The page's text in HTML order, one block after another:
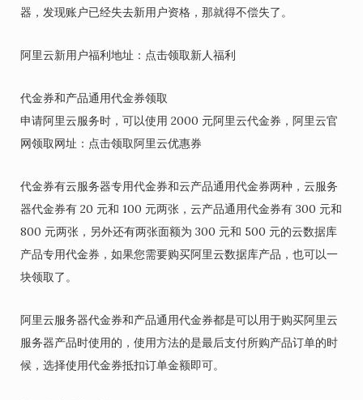
器，发现账户已经失去新用户资格，那就得不偿失了。
阿里云新用户福利地址：点击领取新人福利
代金券和产品通用代金券领取
申请阿里云服务时，可以使用 2000 元阿里云代金券，阿里云官
网领取网址：点击领取阿里云优惠券
代金券有云服务器专用代金券和云产品通用代金券两种，云服务
器代金券有 20 元和 100 元两张，云产品通用代金券有 300 元和
800 元两张，另外还有两张面额为 300 元和 500 元的云数据库
产品专用代金券，如果您需要购买阿里云数据库产品，也可以一
块领取了。
阿里云服务器代金券和产品通用代金券都是可以用于购买阿里云
服务器产品时使用的，使用方法的是最后支付所购产品订单的时
候，选择使用代金券抵扣订单金额即可。